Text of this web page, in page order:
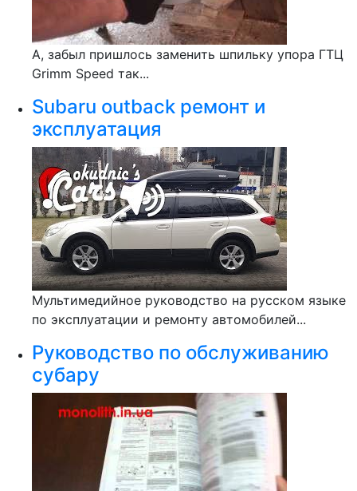
А, забыл пришлось заменить шпильку упора ГТЦ
Grimm Speed так...
Subaru outback ремонт и
эксплуатация
Мультимедийное руководство на русском языке
по эксплуатации и ремонту автомобилей...
Руководство по обслуживанию
субару